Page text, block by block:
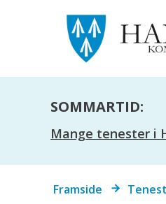
SOMMARTID:
Mange tenester i
Du
Framside